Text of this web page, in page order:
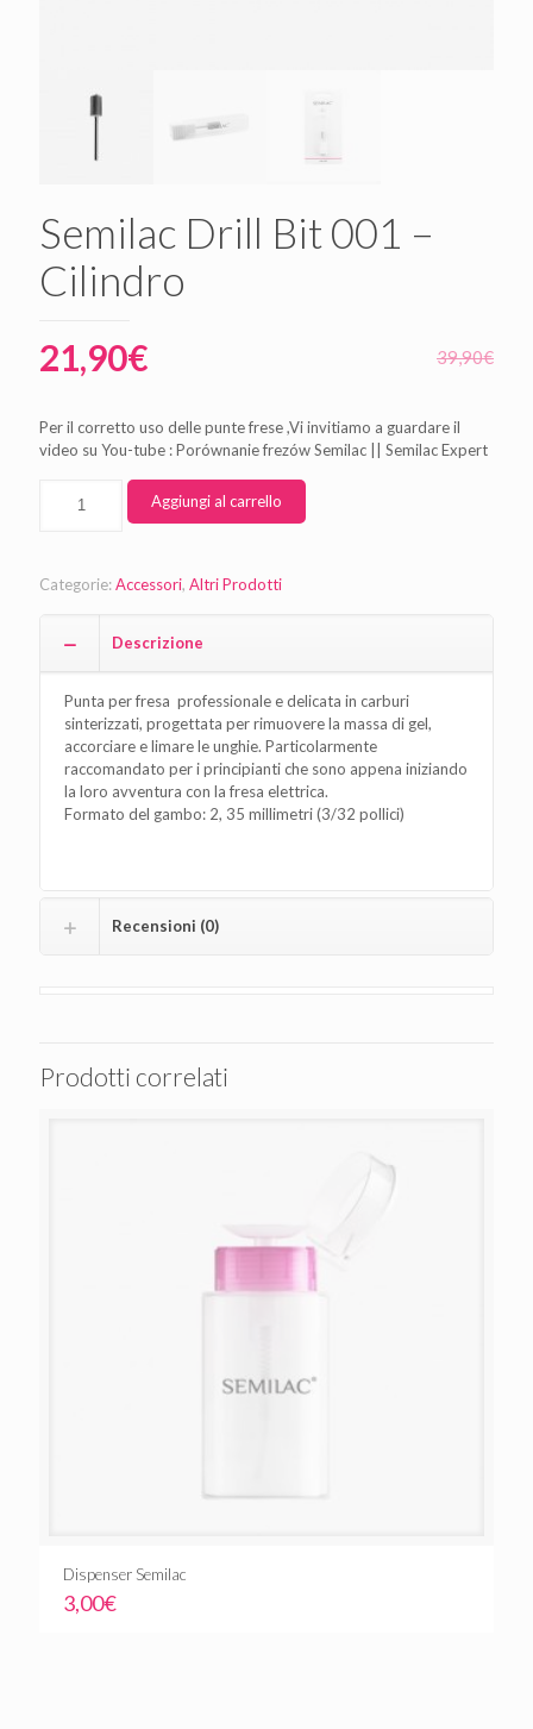
Semilac Drill Bit 001 –
Cilindro
39,90€
21,90€
Per il corretto uso delle punte frese ,Vi invitiamo a guardare il
video su You-tube : Porównanie frezów Semilac || Semilac Expert
Aggiungi al carrello
Categorie:Accessori, Altri Prodotti
Descrizione
Punta per fresa professionale e delicata in carburi
sinterizzati, progettata per rimuovere la massa di gel,
accorciare e limare le unghie. Particolarmente
raccomandato per i principianti che sono appena iniziando
la loro avventura con la fresa elettrica.
Formato del gambo: 2, 35 millimetri (3/32 pollici)
Recensioni (0)
Prodotti correlati
Dispenser Semilac
3,00€